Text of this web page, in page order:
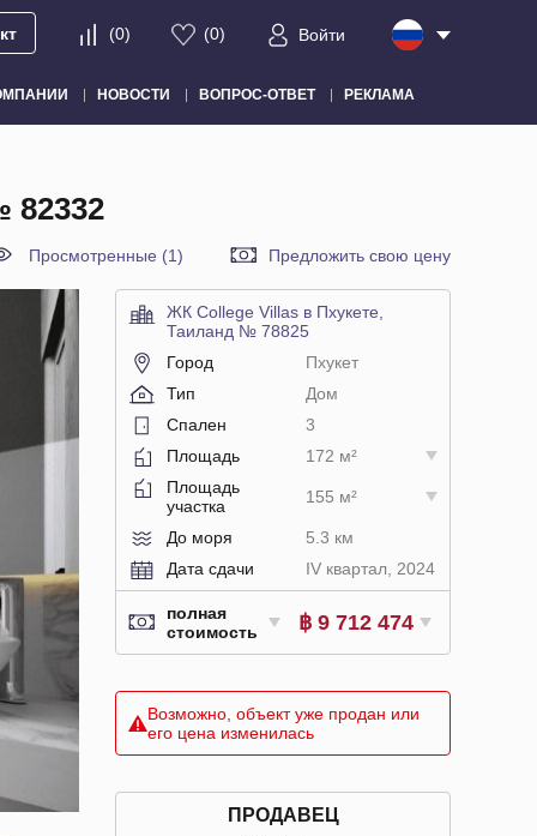
(0) (0) Войти
НОВОСТИ ВОПРОС-ОТВЕТ РЕКЛАМА
Просмотренные (1) Предложить свою цену
ЖК College Villas в Пхукете,
Таиланд № 78825
Город
Пхукет
Тип
Дом
Спален
3
Площадь
172 м²
Площадь
участка
155 м²
До моря
5.3 км
Дата сдачи
IV квартал, 2024
полная
стоимость
฿ 9 712 474
Возможно, объект уже продан или
его цена изменилась
ПРОДАВЕЦ